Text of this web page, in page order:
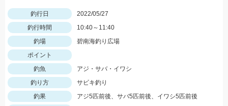
釣行日
2022/05/27
釣行時間
10:40～11:40
釣場
碧南海釣り広場
ポイント
釣魚
アジ・サバ・イワシ
釣り方
サビキ釣り
釣果
アジ5匹前後、サバ5匹前後、イワシ5匹前後